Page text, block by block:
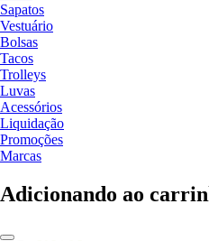
Sapatos
Vestuário
Bolsas
Tacos
Trolleys
Luvas
Acessórios
Liquidação
Promoções
Marcas
Adicionando ao